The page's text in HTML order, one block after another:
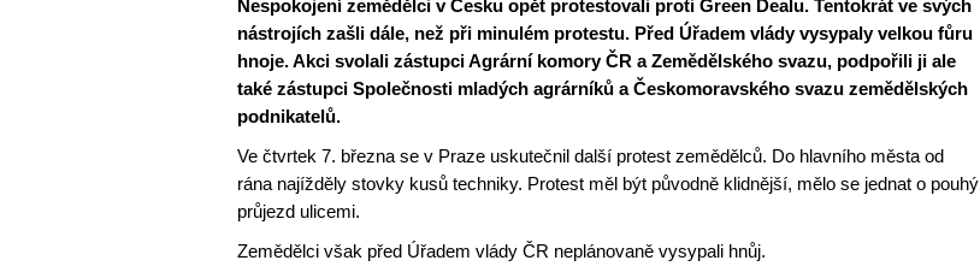
Nespokojení zemědělci v Česku opět protestovali proti Green Dealu. Tentokrát ve svých
nástrojích zašli dále, než při minulém protestu. Před Úřadem vlády vysypaly velkou fůru
hnoje. Akci svolali zástupci Agrární komory ČR a Zemědělského svazu, podpořili ji ale
také zástupci Společnosti mladých agrárníků a Českomoravského svazu zemědělských
podnikatelů.
Ve čtvrtek 7. března se v Praze uskutečnil další protest zemědělců. Do hlavního města od
rána najížděly stovky kusů techniky. Protest měl být původně klidnější, mělo se jednat o pouhý
průjezd ulicemi.
Zemědělci však před Úřadem vlády ČR neplánovaně vysypali hnůj.